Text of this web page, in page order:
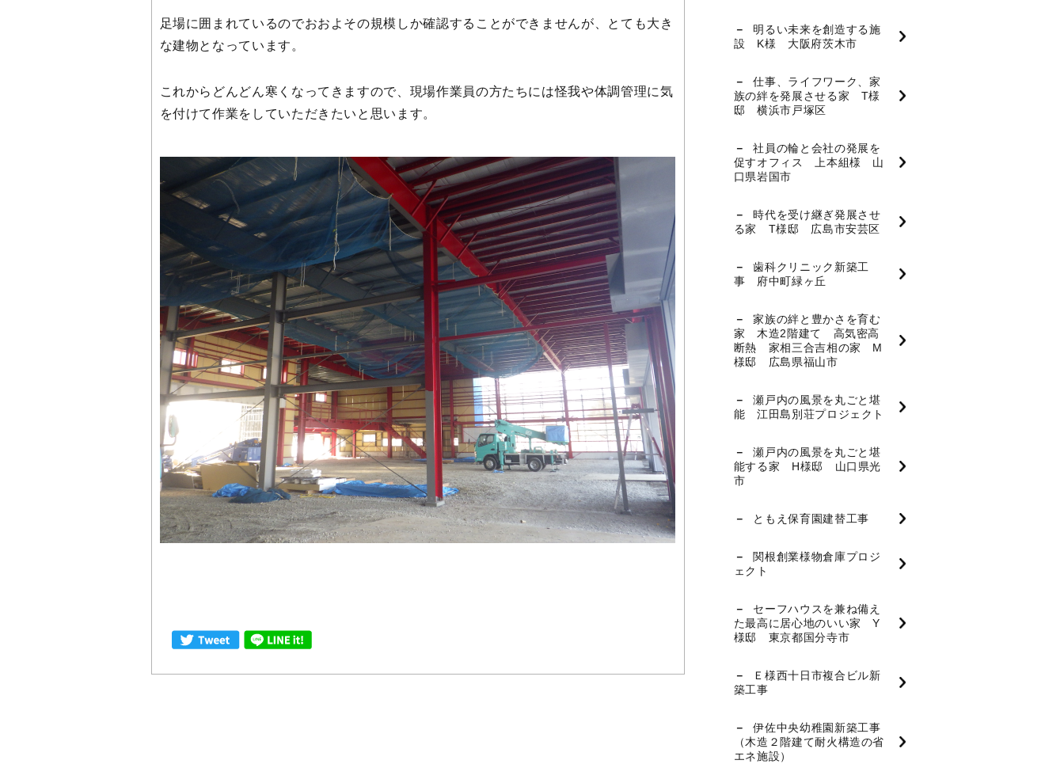
足場に囲まれているのでおおよその規模しか確認することができませんが、とても大き
な建物となっています。
これからどんどん寒くなってきますので、現場作業員の方たちには怪我や体調管理に気
を付けて作業をしていただきたいと思います。
明るい未来を創造する施
設 K様 大阪府茨木市
仕事、ライフワーク、家
族の絆を発展させる家 T様
邸 横浜市戸塚区
社員の輪と会社の発展を
促すオフィス 上本組様 山
口県岩国市
時代を受け継ぎ発展させ
る家 T様邸 広島市安芸区
歯科クリニック新築工
事 府中町緑ヶ丘
家族の絆と豊かさを育む
家 木造2階建て 高気密高
断熱 家相三合吉相の家 M
様邸 広島県福山市
瀬戸内の風景を丸ごと堪
能 江田島別荘プロジェクト
瀬戸内の風景を丸ごと堪
能する家 H様邸 山口県光
市
ともえ保育園建替工事
関根創業様物倉庫プロジ
ェクト
セーフハウスを兼ね備え
た最高に居心地のいい家 Y
様邸 東京都国分寺市
Ｅ様西十日市複合ビル新
築工事
伊佐中央幼稚園新築工事
（木造２階建て耐火構造の省
エネ施設）